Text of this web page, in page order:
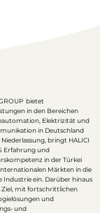
bietet
in den Bereichen
Elektrizität und
in Deutschland
Niederlassung, bringt HALICI
Erfahrung und
in der Türkei
Märkten in die
Industrie ein. Darüber hinaus
Ziel, mit fortschrittlichen
und
und